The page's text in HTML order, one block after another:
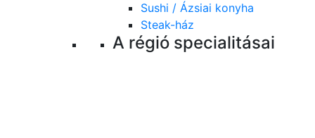
Sushi / Ázsiai konyha
Steak-ház
A régió specialitásai